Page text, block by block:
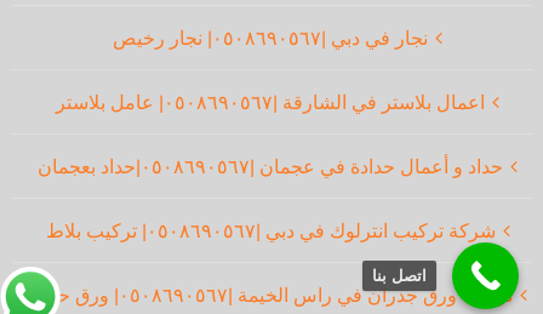
نجار في دبي |٠٥٠٨٦٩٠٥٦٧| نجار رخيص
اعمال بلاستر في الشارقة |٠٥٠٨٦٩٠٥٦٧| عامل بلاستر
حداد و أعمال حدادة في عجمان |٠٥٠٨٦٩٠٥٦٧|حداد بعجمان
شركة تركيب انترلوك في دبي |٠٥٠٨٦٩٠٥٦٧| تركيب بلاط
تركيب ورق جدران في راس الخيمة |٠٥٠٨٦٩٠٥٦٧| ورق حائط
اتصل بنا